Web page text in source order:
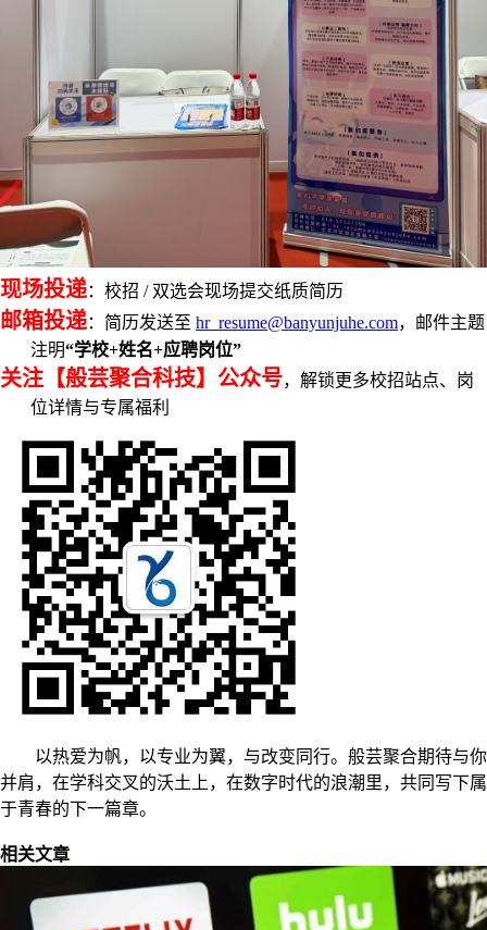
现场投递：校招 / 双选会现场提交纸质简历
邮箱投递：简历发送至 hr_resume@banyunjuhe.com，邮件主题
注明“学校+姓名+应聘岗位”
关注【般芸聚合科技】公众号，解锁更多校招站点、岗
位详情与专属福利
以热爱为帆，以专业为翼，与改变同行。般芸聚合期待与你
并肩，在学科交叉的沃土上，在数字时代的浪潮里，共同写下属
于青春的下一篇章。
相关文章